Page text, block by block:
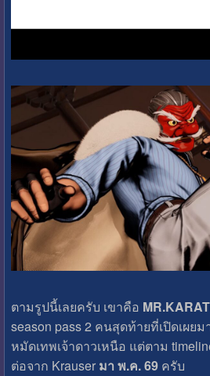
ตามรูปนี้เลยครับ เขาคือ
season pass 2 คนสุดท้ายที่เปิดเผย
หมัดเทพเจ้าดาวเหนือ แต่ตาม
ต่อจาก Krauser มา พ.ค. 69ครับ